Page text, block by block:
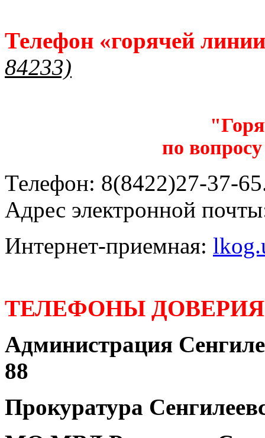
Телефон «горячей
84233)
по
Телефон: 8(8422)27-37-
Адрес электронной
Интернет-приемная:
ТЕЛЕФОНЫ
Администрация
88
Прокуратура